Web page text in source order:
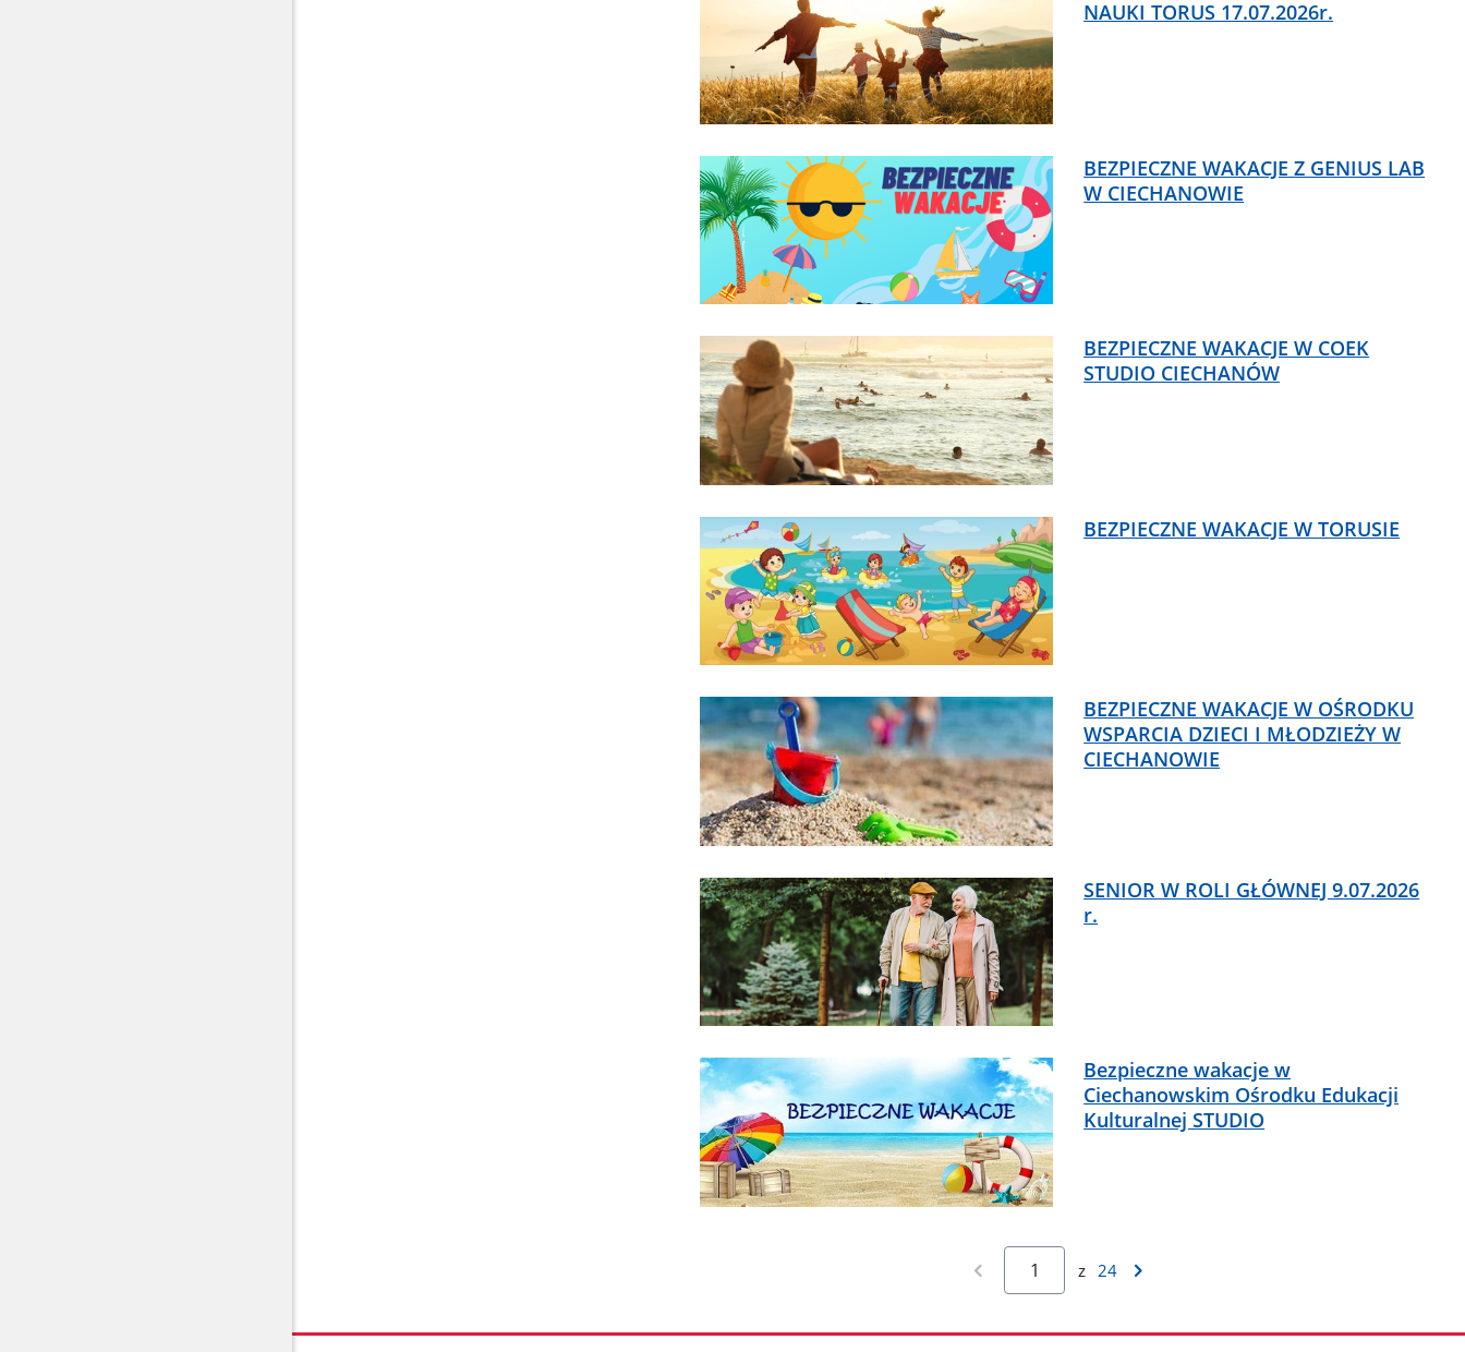
NAUKI TORUS 17.07.2026r.
BEZPIECZNE WAKACJE Z GENIUS LAB
W CIECHANOWIE
BEZPIECZNE WAKACJE W COEK
STUDIO CIECHANÓW
BEZPIECZNE WAKACJE W TORUSIE
BEZPIECZNE WAKACJE W OŚRODKU
WSPARCIA DZIECI I MŁODZIEŻY W
CIECHANOWIE
SENIOR W ROLI GŁÓWNEJ 9.07.2026
r.
Bezpieczne wakacje w
Ciechanowskim Ośrodku Edukacji
Kulturalnej STUDIO
z 24